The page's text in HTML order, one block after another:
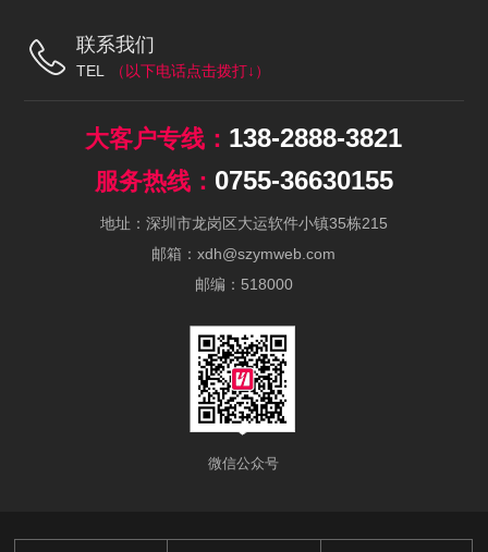
联系我们
TEL
138-2888-3821
0755-36630155
地址：深圳市龙岗区大运软件小镇35栋215
邮箱：xdh@szymweb.com
邮编：518000
微信公众号